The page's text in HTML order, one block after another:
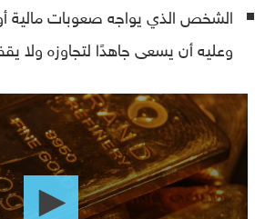
الشخص الذي يواجه صعوبات مالية أو
وعليه أن يسعى جاهدًا لتجاوزه ولا